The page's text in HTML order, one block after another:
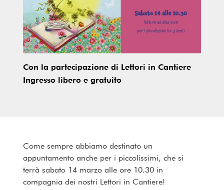
Con la partecipazione di Lettori in Cantiere
Ingresso libero e gratuito
Come sempre abbiamo destinato un
appuntamento anche per i piccolissimi, che si
terrà sabato 14 marzo alle ore 10.30 in
compagnia dei nostri Lettori in Cantiere!